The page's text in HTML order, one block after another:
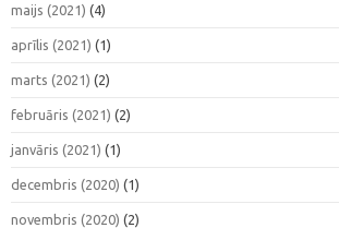
maijs (2021) (4)
aprīlis (2021) (1)
marts (2021) (2)
februāris (2021) (2)
janvāris (2021) (1)
decembris (2020) (1)
novembris (2020) (2)